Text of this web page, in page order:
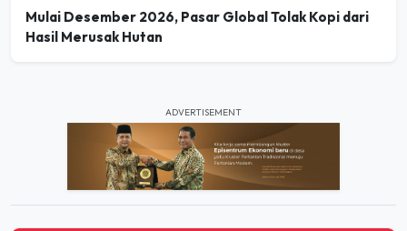
Mulai Desember 2026, Pasar Global Tolak Kopi dari
Hasil Merusak Hutan
ADVERTISEMENT